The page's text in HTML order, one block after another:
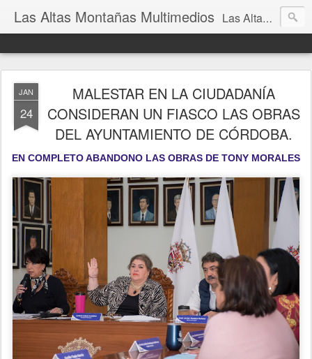
Las Altas Montañas Multimedios Las Altas Montañas Multimedios
JAN
24
MALESTAR EN LA CIUDADANÍA
CONSIDERAN UN FIASCO LAS OBRAS
DEL AYUNTAMIENTO DE CÓRDOBA.
EN COMPLETO ABANDONO LAS OBRAS DE TONY MORALES